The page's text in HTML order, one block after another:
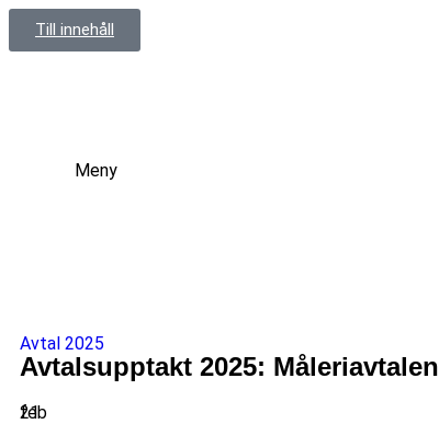
Till innehåll
Meny
Avtal 2025
Avtalsupptakt 2025: Måleriavtalen
21
feb